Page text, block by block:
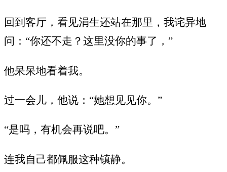
回到客厅，看见涓生还站在那里，我诧异地
问：“你还不走？这里没你的事了，”
他呆呆地看着我。
过一会儿，他说：“她想见见你。”
“是吗，有机会再说吧。”
连我自己都佩服这种镇静。